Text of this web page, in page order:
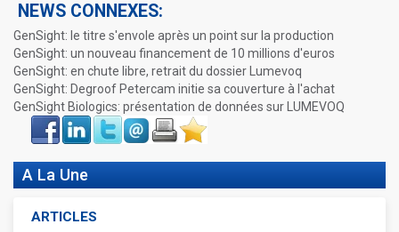
NEWS CONNEXES:
GenSight: le titre s'envole après un point sur la production
GenSight: un nouveau financement de 10 millions d'euros
GenSight: en chute libre, retrait du dossier Lumevoq
GenSight: Degroof Petercam initie sa couverture à l'achat
GenSight Biologics: présentation de données sur LUMEVOQ
Face
book
LinkIn Twitter Envoyer ImprimerFavoris
A La Une
ARTICLES